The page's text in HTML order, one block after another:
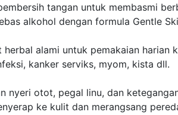
tangan untuk membasmi
alkohol dengan formula Gentle
alami untuk pemakaian harian
kanker serviks, myom, kista dll.
nyeri otot, pegal linu, dan
ke kulit dan merangsang